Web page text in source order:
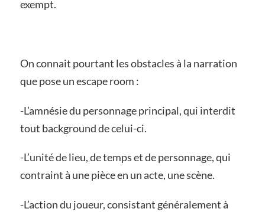
exempt.
On connait pourtant les obstacles à la narration
que pose un escape room :
-L’amnésie du personnage principal, qui interdit
tout background de celui-ci.
-L’unité de lieu, de temps et de personnage, qui
contraint à une pièce en un acte, une scène.
-L’action du joueur, consistant généralement à